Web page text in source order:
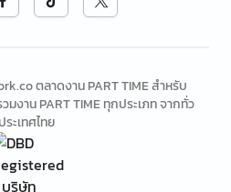
ตลาดงาน PART TIME สำหรับ
งาน PART TIME ทุกประเภท จากทั่ว
ประเทศไทย